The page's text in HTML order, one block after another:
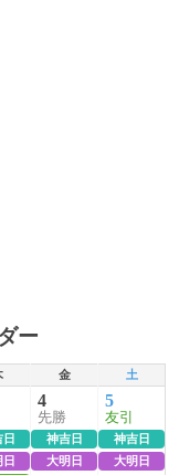
ー
金 土
日
日
4
先勝
神吉日
大明日
5
友引
神吉日
大明日